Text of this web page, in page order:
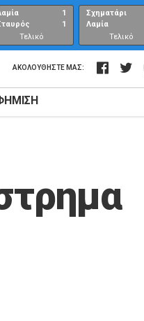
1
1
Τελικό
αποτέλεσμα
Σχηματάρι
Λαμία
Τελικό
αποτέλεσμα
ΑΚΟΛΟΥΘΉΣΤΕ ΜΑΣ: